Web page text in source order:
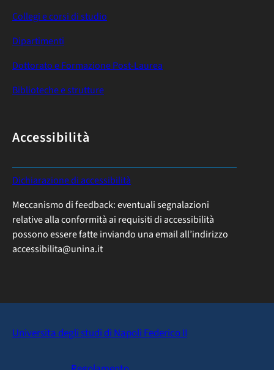
Collegi e corsi di studio
Dipartimenti
Dottorato e Formazione Post-Laurea
Biblioteche e strutture
Accessibilità
Dichiarazione di accessibilità
i
b
l
e
Meccanismo di feedback: eventuali segnalazioni
relative alla conformità ai requisiti di accessibilità
possono essere fatte inviando una email all’indirizzo
accessibilita@unina.it
Universita degli studi di Napoli Federico II